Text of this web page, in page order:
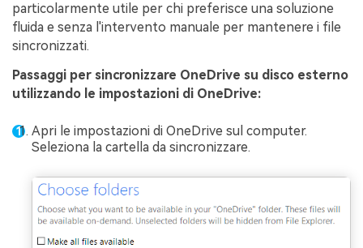
particolarmente utile per chi preferisce una soluzione
fluida e senza l'intervento manuale per mantenere i file
sincronizzati.
Passaggi per sincronizzare OneDrive su disco esterno
utilizzando le impostazioni di OneDrive:
Apri le impostazioni di OneDrive sul computer.
Seleziona la cartella da sincronizzare.